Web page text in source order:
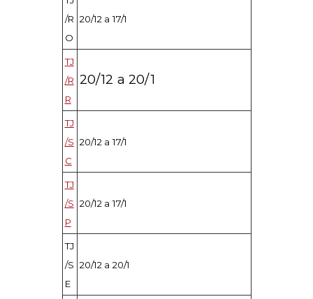
/R
O
20/12 a 17/1
TJ
/R
R
20/12 a 20/1
TJ
/S
C
20/12 a 17/1
TJ
/S
P
20/12 a 17/1
TJ
/S
E
20/12 a 20/1